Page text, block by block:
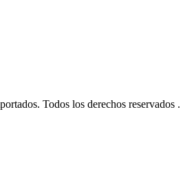
Todos los derechos reservados .